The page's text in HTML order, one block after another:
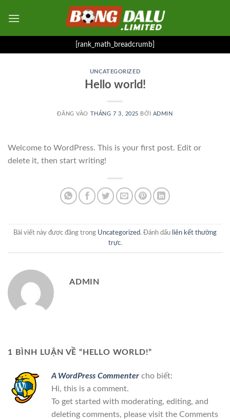
qua
[rank_math_breadcrumb]
UNCATEGORIZED
Hello world!
ĐĂNG VÀO THÁNG 7 3, 2025 BỞI ADMIN
Welcome to WordPress. This is your first post. Edit or
delete it, then start writing!
Bài viết này được đăng trong Uncategorized. Đánh dấu liên kết thường
trực.
ADMIN
1 BÌNH LUẬN VỀ “ HELLO WORLD!”
A WordPress Commenter cho biết:
Hi, this is a comment.
To get started with moderating, editing, and
deleting comments, please visit the Comments